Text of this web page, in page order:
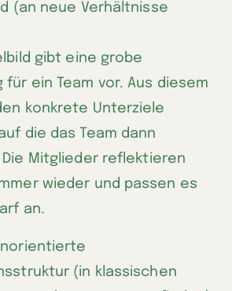
(an neue Verhältnisse
gibt eine grobe
für ein Team vor. Aus diesem
konkrete Unterziele
die das Team dann
Mitglieder reflektieren
wieder und passen es
an.
(in klassischen